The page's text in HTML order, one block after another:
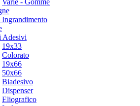
Varie - Gomme
Ingrandimento
Adesivi
19x33
Colorato
19x66
50x66
Biadesivo
Dispenser
Eliografico